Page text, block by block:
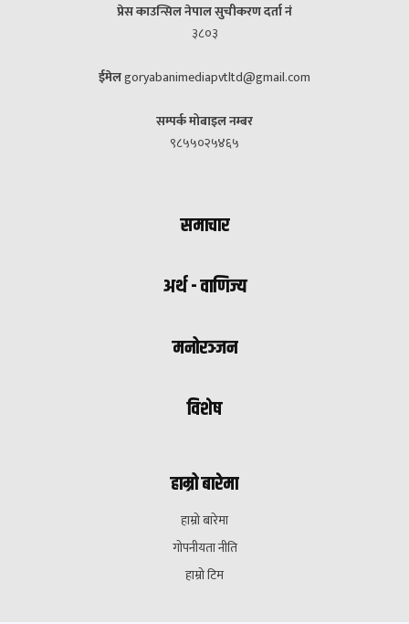
प्रेस काउन्सिल नेपाल सुचीकरण दर्ता नं
३८०३
ईमेलgoryabanimediapvtltd@gmail.com
सम्पर्क मोबाइल नम्बर
९८५५०२५४६५
समाचार
अर्थ - वाणिज्य
मनोरञ्जन
विशेष
हाम्रो बारेमा
हाम्रो बारेमा
गोपनीयता नीति
हाम्रो टिम